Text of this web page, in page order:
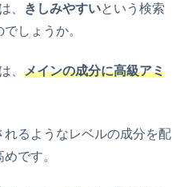
、 きしみやすいという検索
しょうか。
、 メインの成分に高級アミ
るようなレベルの成分を配
です。